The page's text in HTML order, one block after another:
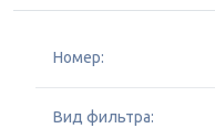
Номер:
Вид фильтра: